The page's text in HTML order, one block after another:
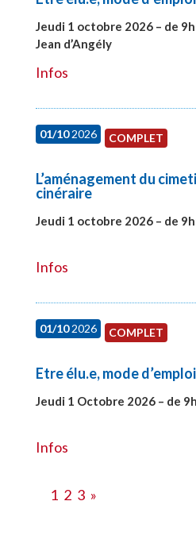
Jeudi 1 octobre 2026 – de
Jean d’Angély
Infos
01/102026 COMPLET
L’aménagement du
cinéraire
Jeudi 1 octobre 2026 – de
Infos
01/102026 COMPLET
Etre élu.e, mode d’emploi
Jeudi 1 Octobre 2026 – de
Infos
1 2 3 »